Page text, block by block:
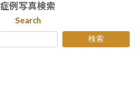
症例写真検索
Search
検索